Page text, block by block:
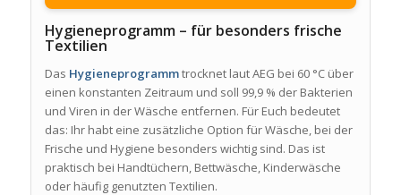
Hygieneprogramm – für besonders frische
Textilien
Das Hygieneprogrammtrocknet laut AEG bei 60 °C über
einen konstanten Zeitraum und soll 99,9 % der Bakterien
und Viren in der Wäsche entfernen. Für Euch bedeutet
das: Ihr habt eine zusätzliche Option für Wäsche, bei der
Frische und Hygiene besonders wichtig sind. Das ist
praktisch bei Handtüchern, Bettwäsche, Kinderwäsche
oder häufig genutzten Textilien.